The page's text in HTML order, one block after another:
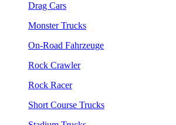
Drag Cars
Monster Trucks
On-Road Fahrzeuge
Rock Crawler
Rock Racer
Short Course Trucks